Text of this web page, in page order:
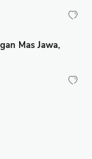
Mas Jawa,